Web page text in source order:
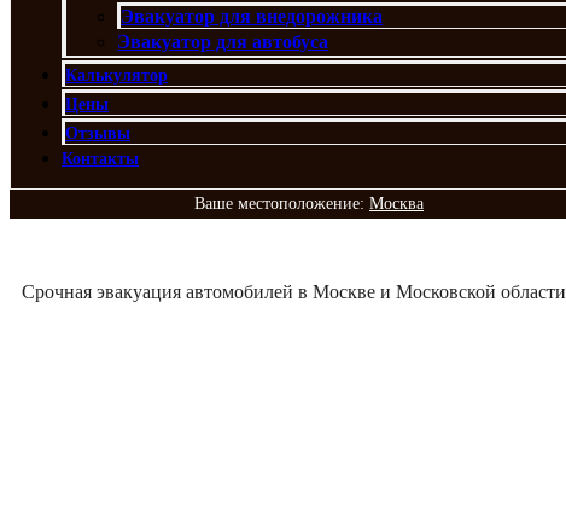
Эвакуатор для внедорожника
Эвакуатор для автобуса
Калькулятор
Цены
Отзывы
Контакты
Ваше местоположение: Москва
Срочная эвакуация автомобилей в Москве и Московской области